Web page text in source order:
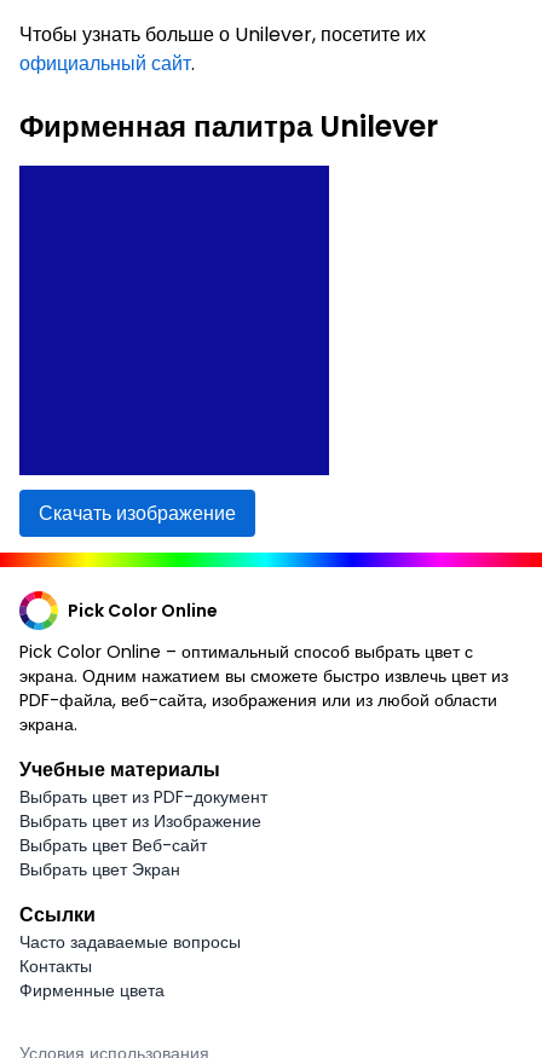
Чтобы узнать больше о Unilever, посетите их
официальный сайт.
Фирменная палитра Unilever
Скачать изображение
Pick Color Online
Pick Color Online – оптимальный способ выбрать цвет с
экрана. Одним нажатием вы сможете быстро извлечь цвет из
PDF-файла, веб-сайта, изображения или из любой области
экрана.
Учебные материалы
Выбрать цвет из PDF-документ
Выбрать цвет из Изображение
Выбрать цвет Веб-сайт
Выбрать цвет Экран
Ссылки
Часто задаваемые вопросы
Контакты
Фирменные цвета
Условия использования